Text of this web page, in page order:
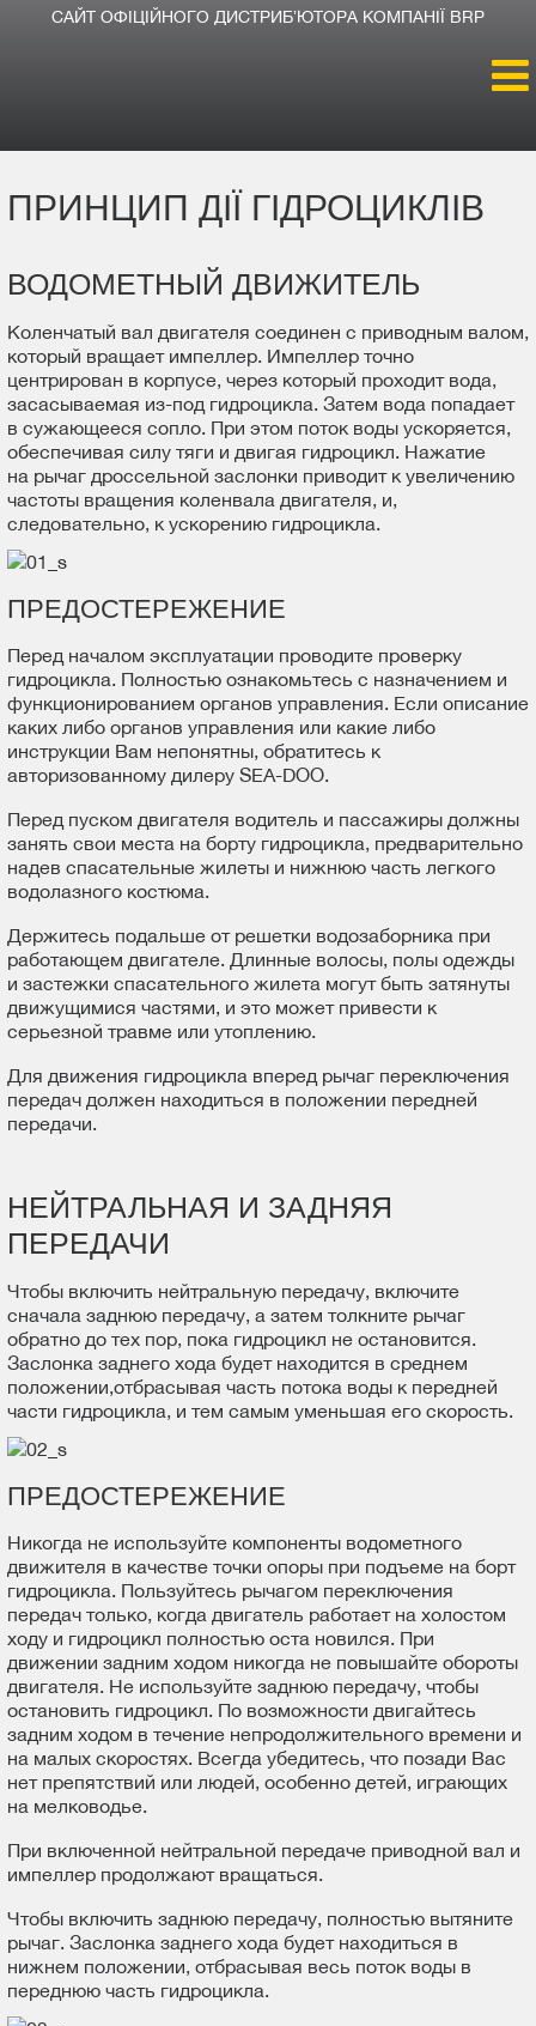
САЙТ ОФІЦІЙНОГО ДИСТРИБʼЮТОРА КОМПАНІЇ BRP
Продукція
Новини
Про компанію
Дилери
ПРИНЦИП ДІЇ ГІДРОЦИКЛІВ
ВОДОМЕТНЫЙ ДВИЖИТЕЛЬ
Коленчатый вал двигателя соединен с приводным валом,
который вращает импеллер. Импеллер точно
центрирован в корпусе, через который проходит вода,
засасываемая из-под гидроцикла. Затем вода попадает
в сужающееся сопло. При этом поток воды ускоряется,
обеспечивая силу тяги и двигая гидроцикл. Нажатие
на рычаг дроссельной заслонки приводит к увеличению
частоты вращения коленвала двигателя, и,
следовательно, к ускорению гидроцикла.
ПРЕДОСТЕРЕЖЕНИЕ
Перед началом эксплуатации проводите проверку
гидроцикла. Полностью ознакомьтесь с назначением и
функционированием органов управления. Если описание
каких либо органов управления или какие либо
инструкции Вам непонятны, обратитесь к
авторизованному дилеру SEA-DOO.
Перед пуском двигателя водитель и пассажиры должны
занять свои места на борту гидроцикла, предварительно
надев спасательные жилеты и нижнюю часть легкого
водолазного костюма.
Держитесь подальше от решетки водозаборника при
работающем двигателе. Длинные волосы, полы одежды
и застежки спасательного жилета могут быть затянуты
движущимися частями, и это может привести к
серьезной травме или утоплению.
Для движения гидроцикла вперед рычаг переключения
передач должен находиться в положении передней
передачи.
НЕЙТРАЛЬНАЯ И ЗАДНЯЯ
ПЕРЕДАЧИ
Чтобы включить нейтральную передачу, включите
сначала заднюю передачу, а затем толкните рычаг
обратно до тех пор, пока гидроцикл не остановится.
Заслонка заднего хода будет находится в среднем
положении,отбрасывая часть потока воды к передней
части гидроцикла, и тем самым уменьшая его скорость.
ПРЕДОСТЕРЕЖЕНИЕ
Никогда не используйте компоненты водометного
движителя в качестве точки опоры при подъеме на борт
гидроцикла. Пользуйтесь рычагом переключения
передач только, когда двигатель работает на холостом
ходу и гидроцикл полностью оста новился. При
движении задним ходом никогда не повышайте обороты
двигателя. Не используйте заднюю передачу, чтобы
остановить гидроцикл. По возможности двигайтесь
задним ходом в течение непродолжительного времени и
на малых скоростях. Всегда убедитесь, что позади Вас
нет препятствий или людей, особенно детей, играющих
на мелководье.
При включенной нейтральной передаче приводной вал и
импеллер продолжают вращаться.
Чтобы включить заднюю передачу, полностью вытяните
рычаг. Заслонка заднего хода будет находиться в
нижнем положении, отбрасывая весь поток воды в
переднюю часть гидроцикла.